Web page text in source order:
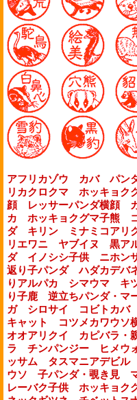
アフリカゾウ カバ パン
リカクロクマ
ホッキョク
顔
レッサーパンダ横顔
カ
ホッキョクグマ子熊
ダ
キリン ミナミコアリ
リエワニ
ヤブイヌ 黒ア
ダ
イノシシ子供 ニホン
返り子パンダ
ハダカデバ
りアルパカ
シマウマ キ
り子鹿
逆立ちパンダ・マ
ガ
シロサイ コビトカバ
キャット
コツメカワウソ
オオアリクイ
カピバラ・
ラ
チンパンジー ヒメウ
ッサム
タスマニアデビル
ウソ
子パンダ・覗き見
レーバク子供
ホッキョク